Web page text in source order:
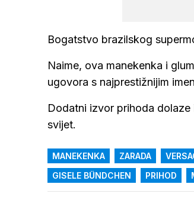
Bogatstvo brazilskog
Naime, ova manekenka i
ugovora s najprestižnijim
Dodatni izvor prihoda
svijet.
MANEKENKA ZARADA
GISELE BÜNDCHEN
PRIHOD